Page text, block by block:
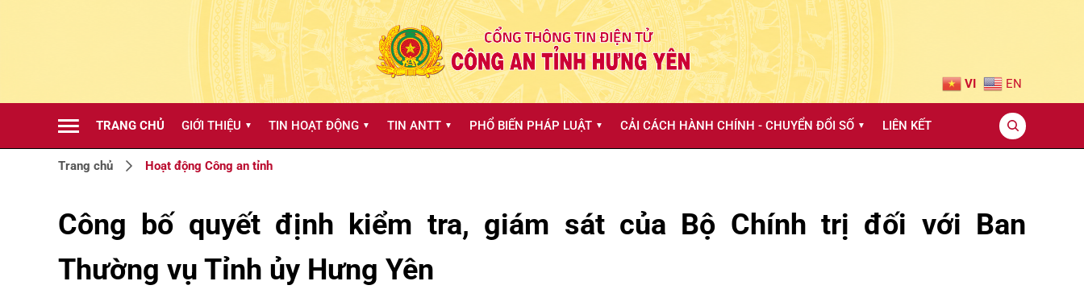
VI EN
TRANG CHỦ GIỚI THIỆU ▼ TIN HOẠT ĐỘNG ▼ TIN ANTT ▼ PHỔ BIẾN PHÁP LUẬT ▼ CẢI CÁCH HÀNH CHÍNH - CHUYỂN ĐỔI SỐ ▼ LIÊN KẾT
Trang chủ Hoạt động Công an tỉnh
Công bố quyết định kiểm tra, giám sát của Bộ Chính trị đối với Ban
Thường vụ Tỉnh ủy Hưng Yên